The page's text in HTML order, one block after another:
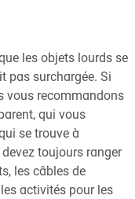
les objets lourds se
pas surchargée. Si
vous recommandons
qui vous
se trouve à
toujours ranger
les câbles de
activités pour les